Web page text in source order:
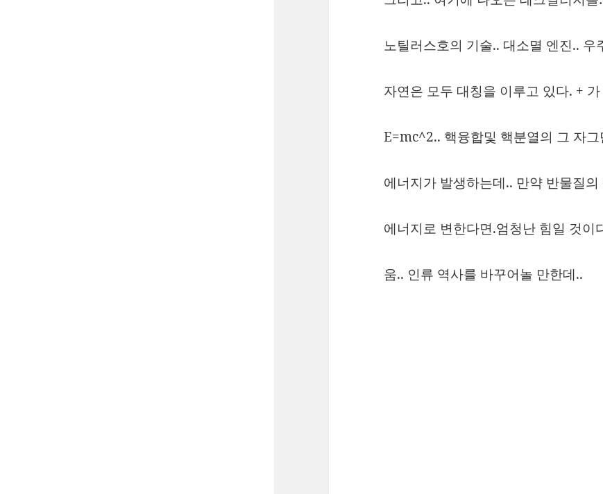
노틸러스호의 기술.. 대소멸 엔진.. 우
자연은 모두 대칭을 이루고 있다. +
E=mc^2.. 핵융합및 핵분열의 그 자
에너지가 발생하는데.. 만약 반물질
에너지로 변한다면.엄청난 힘일 것이
움.. 인류 역사를 바꾸어놀 만한데..